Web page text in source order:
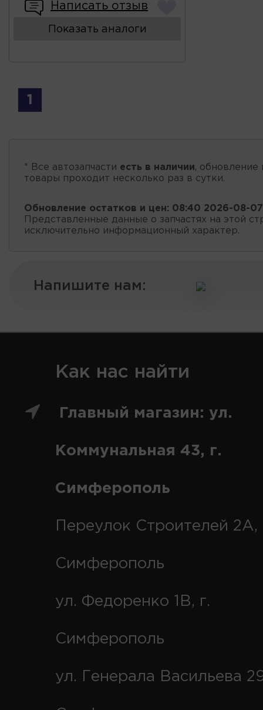
Написать отзыв
Показать аналоги
1
* Все автозапчасти есть в наличии, обновление
товары проходит несколько раз в сутки.
Обновление остатков и цен: 08:40 2026-08-07
Представленные данные о запчастях на этой
исключительно информационный характер.
Напишите нам:
Как нас найти
Главный магазин: ул.
Коммунальная 43, г.
Симферополь
Переулок Строителей 2А,
Симферополь
ул. Федоренко 1В, г.
Симферополь
ул. Генерала Васильева